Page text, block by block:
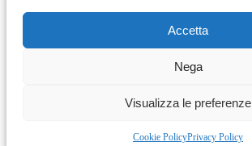
Accetta
Nega
Visualizza le preferenze
Cookie PolicyPrivacy Policy
Social Chat is free, download and try it nowhere!